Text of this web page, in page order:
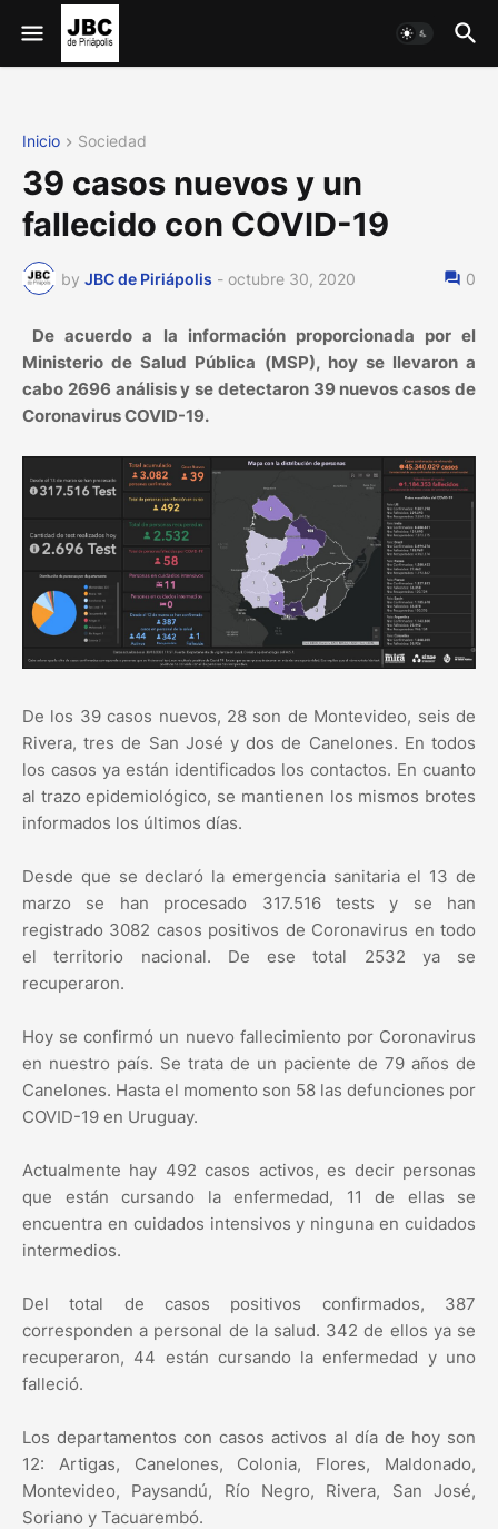
Inicio Sociedad
39 casos nuevos y un
fallecido con COVID-19
by JBC de Piriápolis - octubre 30, 2020 0
De acuerdo a la información proporcionada por el
Ministerio de Salud Pública (MSP), hoy se llevaron a
cabo 2696 análisis y se detectaron 39 nuevos casos de
Coronavirus COVID-19.
De los 39 casos nuevos, 28 son de Montevideo, seis de
Rivera, tres de San José y dos de Canelones. En todos
los casos ya están identificados los contactos. En cuanto
al trazo epidemiológico, se mantienen los mismos brotes
informados los últimos días.
Desde que se declaró la emergencia sanitaria el 13 de
marzo se han procesado 317.516 tests y se han
registrado 3082 casos positivos de Coronavirus en todo
el territorio nacional. De ese total 2532 ya se
recuperaron.
Hoy se confirmó un nuevo fallecimiento por Coronavirus
en nuestro país. Se trata de un paciente de 79 años de
Canelones. Hasta el momento son 58 las defunciones por
COVID-19 en Uruguay.
Actualmente hay 492 casos activos, es decir personas
que están cursando la enfermedad, 11 de ellas se
encuentra en cuidados intensivos y ninguna en cuidados
intermedios.
Del total de casos positivos confirmados, 387
corresponden a personal de la salud. 342 de ellos ya se
recuperaron, 44 están cursando la enfermedad y uno
falleció.
Los departamentos con casos activos al día de hoy son
12: Artigas, Canelones, Colonia, Flores, Maldonado,
Montevideo, Paysandú, Río Negro, Rivera, San José,
Soriano y Tacuarembó.